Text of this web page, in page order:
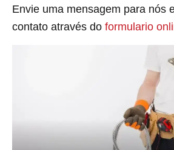
Envie uma mensagem para nós
contato através do formulario